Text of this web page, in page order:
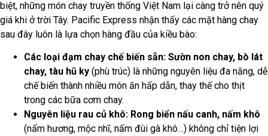
biệt, những món chay truyền thống Việt Nam lại càng trở nên quý
giá khi ở trời Tây. Pacific Express nhận thấy các mặt hàng chay
sau đây luôn là lựa chọn hàng đầu của kiều bào:
Các loại đạm chay chế biến sẵn: Sườn non chay, bò lát
chay, tàu hũ ky (phù trúc) là những nguyên liệu đa năng, dễ
chế biến thành nhiều món ăn hấp dẫn, thay thế cho thịt
trong các bữa cơm chay.
Nguyên liệu rau củ khô: Rong biển nấu canh, nấm khô
(nấm hương, mộc nhĩ, nấm đùi gà khô…) không chỉ tiện lợi